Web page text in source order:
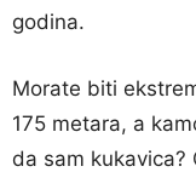
godina.
Morate biti
175 metara, a
da sam kukavica?